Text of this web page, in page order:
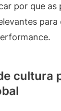
por que
para
cultura